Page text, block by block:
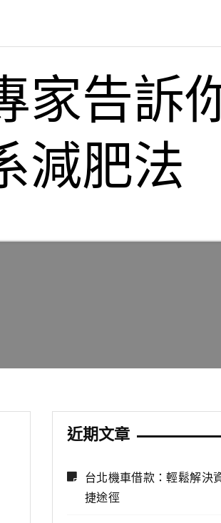
家告訴
減肥法
近期文章
台北機車借款：輕鬆解決
捷途徑